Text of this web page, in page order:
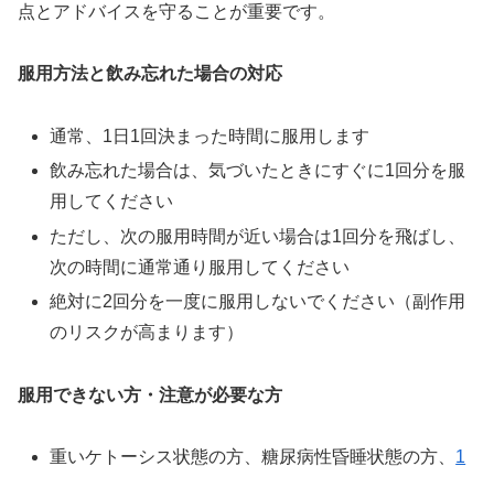
点とアドバイスを守ることが重要です。
服用方法と飲み忘れた場合の対応
通常、1日1回決まった時間に服用します
飲み忘れた場合は、気づいたときにすぐに1回分を服
用してください
ただし、次の服用時間が近い場合は1回分を飛ばし、
次の時間に通常通り服用してください
絶対に2回分を一度に服用しないでください（副作用
のリスクが高まります）
服用できない方・注意が必要な方
重いケトーシス状態の方、糖尿病性昏睡状態の方、 1